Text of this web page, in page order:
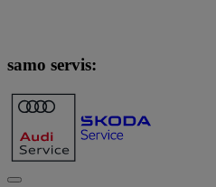
samo servis: